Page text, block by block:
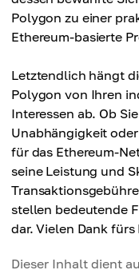
Polygon zu einer
Ethereum-basierte
Letztendlich hängt
Polygon von Ihren
Interessen ab. Ob
Unabhängigkeit
für das Ethereum-
seine Leistung und
stellen bedeutende
dar. Vielen Dank fürs
Dieser Inhalt dient